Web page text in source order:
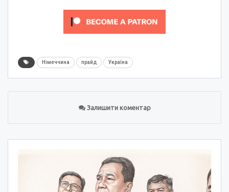
Німеччина прайд Україна
Залишити коментар